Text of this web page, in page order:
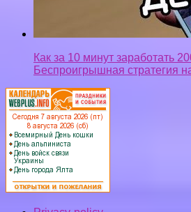
Как за 10 минут заработать
Беспроигрышная стратегия